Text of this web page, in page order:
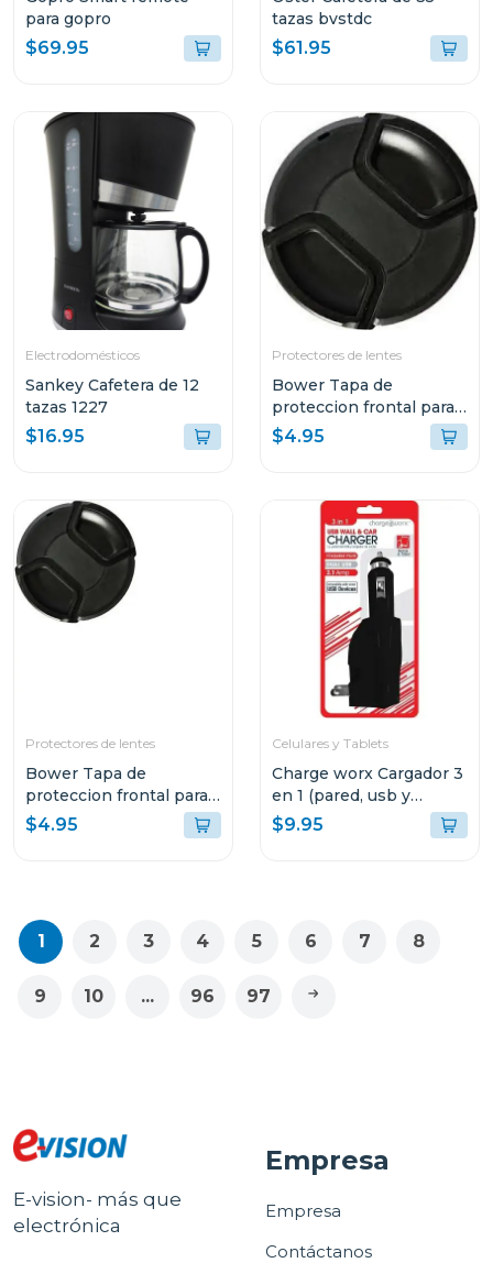
para gopro
$69.95
tazas bvstdc
$61.95
Electrodomésticos
Sankey Cafetera de 12
tazas 1227
$16.95
Protectores de lentes
Bower Tapa de
proteccion frontal para
lentes 67mm
$4.95
Protectores de lentes
Bower Tapa de
proteccion frontal para
lentes 72mm
$4.95
Celulares y Tablets
Charge worx Cargador 3
en 1 (pared, usb y
cargador de coche)
cx3025
$9.95
1 2 3 4 5 6 7 8
9 10 ... 96 97
E-vision- más que
electrónica
Empresa
Empresa
Contáctanos